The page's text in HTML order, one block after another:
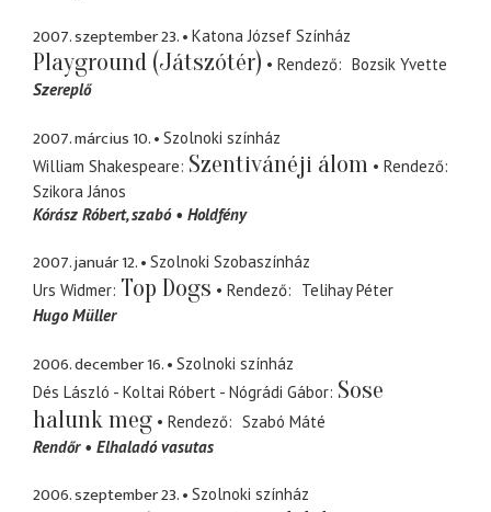
2007. szeptember 23. Katona József Színház
Playground (Játszótér) Rendező
Bozsik Yvette
Szereplő
2007. március 10.
Szolnoki színház
William Shakespeare Szentivánéji álom
Rendező
Szikora János
Kórász Róbert szabó Holdfény
2007. január 12.
Szolnoki Szobaszínház
Urs Widmer Top Dogs Rendező
Telihay Péter
Hugo Müller
2006. december 16.
Szolnoki színház
Dés László - Koltai Róbert - Nógrádi Gábor Sose
halunk meg
Rendező
Szabó Máté
Rendőr
Elhaladó vasutas
2006. szeptember 23.
Szolnoki színház